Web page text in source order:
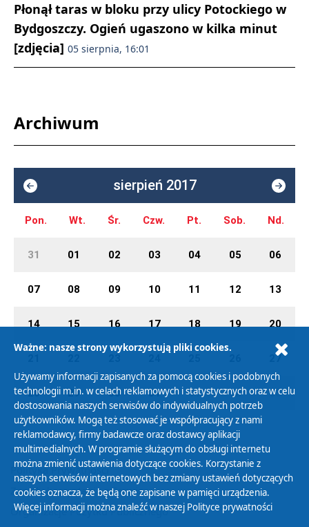
Płonął taras w bloku przy ulicy Potockiego w
Bydgoszczy. Ogień ugaszono w kilka minut
[zdjęcia] 05 sierpnia, 16:01
Archiwum
sierpień 2017
Pon. Wt. Śr. Czw. Pt. Sob. Nd.
31 01 02 03 04 05 06
07 08 09 10 11 12 13
14 15 16 17 18 19 20
27
28 29 30 31 01 02 03
Polityka Prywatności
Zasady korzystania z Serwisu
Organizacje Pożytku Publicznego
Ważne: nasze strony wykorzystują pliki cookies.
Używamy informacji zapisanych za pomocą cookies i podobnych
technologii m.in. w celach reklamowych i statystycznych oraz w celu
dostosowania naszych serwisów do indywidualnych potrzeb
użytkowników. Mogą też stosować je współpracujący z nami
reklamodawcy, firmy badawcze oraz dostawcy aplikacji
multimedialnych. W programie służącym do obsługi internetu
można zmienić ustawienia dotyczące cookies. Korzystanie z
naszych serwisów internetowych bez zmiany ustawień dotyczących
cookies oznacza, że będą one zapisane w pamięci urządzenia.
Więcej informacji można znaleźć w naszej Polityce prywatności